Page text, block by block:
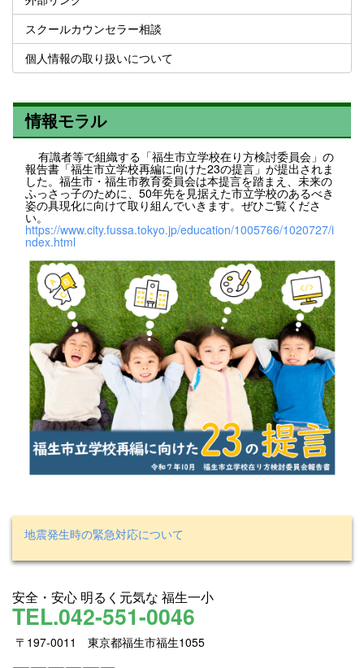
スクールカウンセラー相談
個人情報の取り扱いについて
情報モラル
有識者等で組織する「福生市立学校在り方検討委員会」の
報告書「福生市立学校再編に向けた23の提言」が提出されま
した。福生市・福生市教育委員会は本提言を踏まえ、未来の
ふっさっ子のために、50年先を見据えた市立学校のあるべき
姿の具現化に向けて取り組んでいきます。ぜひご覧くださ
い。
https://www.city.fussa.tokyo.jp/education/1005766/1020727/i
ndex.html
地震発生時の緊急対応について
安全・安心 明るく元気な 福生一小
TEL.042-551-0046
〒197-0011 東京都福生市福生1055